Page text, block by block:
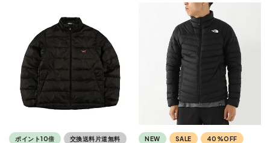
ポイント10倍 交換送料片道無料 NEW SALE 40%OFF